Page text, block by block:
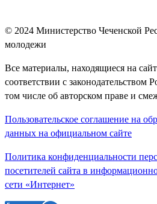
© 2024 Министерство Чеченской
молодежи
Все материалы, находящиеся на
соответствии с законодательством
том числе об авторском праве и
Пользовательское соглашение на
данных на официальном сайте
Политика конфиденциальности
посетителей сайта в
сети «Интернет»